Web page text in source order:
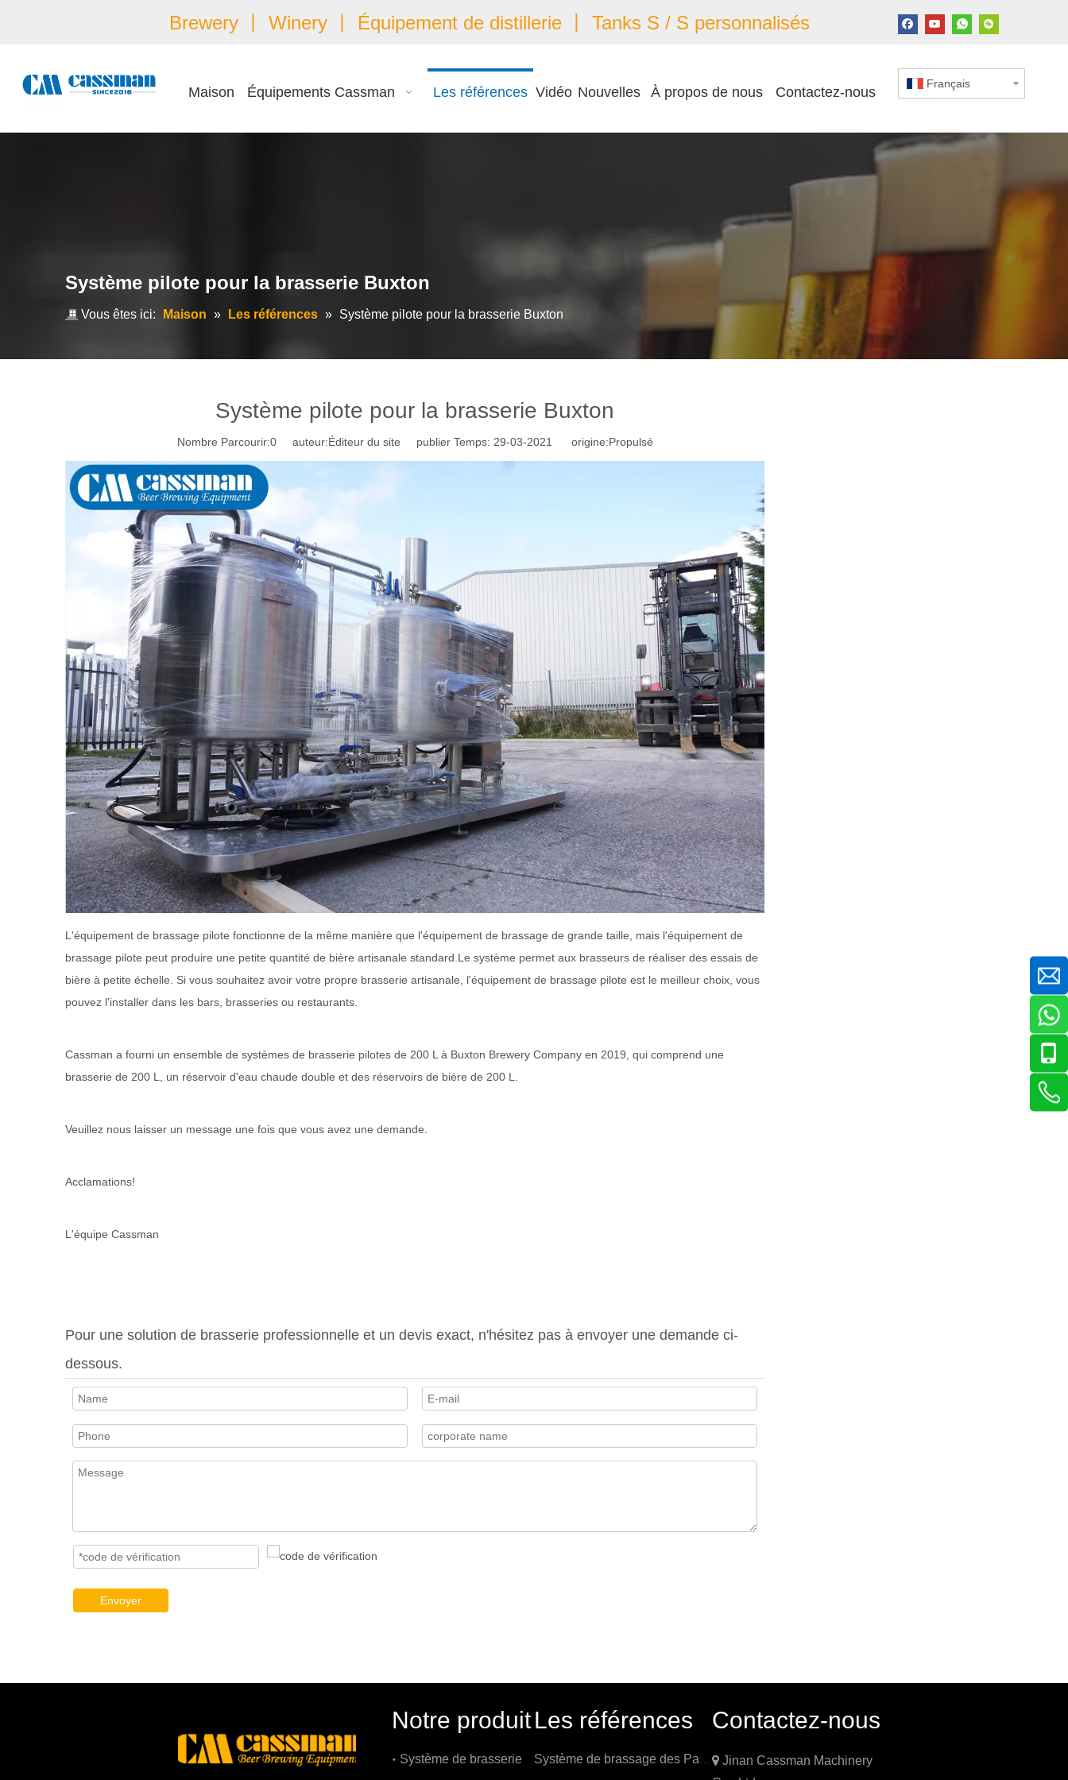
Brewery 丨 Winery 丨 Équipement de distillerie 丨 Tanks S / S personnalisés
Maison Équipements Cassman Les références Vidéo Nouvelles À propos de nous Contactez-nous
Français
Système pilote pour la brasserie Buxton
Vous êtes ici: Maison » Les références » Système pilote pour la brasserie Buxton
Système pilote pour la brasserie Buxton
Nombre Parcourir:0auteur:Éditeur du site publier Temps: 29-03-2021 origine:Propulsé
L'équipement de brassage pilote fonctionne de la même manière que l'équipement de brassage de grande taille, mais l'équipement de
brassage pilote peut produire une petite quantité de bière artisanale standard.Le système permet aux brasseurs de réaliser des essais de
bière à petite échelle. Si vous souhaitez avoir votre propre brasserie artisanale, l'équipement de brassage pilote est le meilleur choix, vous
pouvez l'installer dans les bars, brasseries ou restaurants.
Cassman a fourni un ensemble de systèmes de brasserie pilotes de 200 L à Buxton Brewery Company en 2019, qui comprend une
brasserie de 200 L, un réservoir d'eau chaude double et des réservoirs de bière de 200 L.
Veuillez nous laisser un message une fois que vous avez une demande.
Acclamations!
L'équipe Cassman
Pour une solution de brasserie professionnelle et un devis exact, n'hésitez pas à envoyer une demande ci-
dessous.
Envoyer
Notre produit
Système de brasserie
Les références Contactez-nous
 Jinan Cassman Machinery